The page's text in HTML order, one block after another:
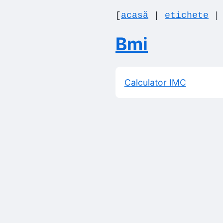
[acasă etichete
Bmi
Calculator IMC